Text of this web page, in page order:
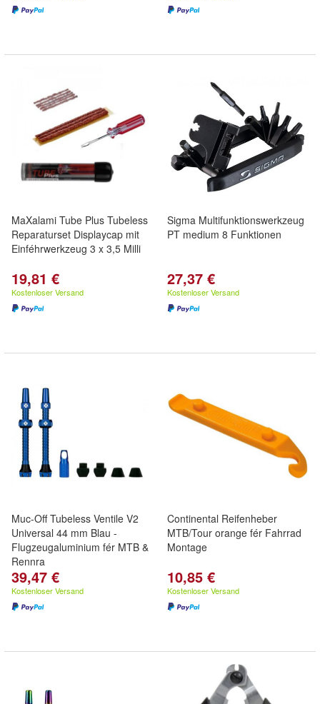
MaXalami Tube Plus Tubeless
Reparaturset Displaycap mit
Einféhrwerkzeug 3 x 3,5 Milli
19,81 €
Kostenloser Versand
Sigma Multifunktionswerkzeug
PT medium 8 Funktionen
27,37 €
Kostenloser Versand
Muc-Off Tubeless Ventile V2
Universal 44 mm Blau -
Flugzeugaluminium fér MTB &
Rennra
39,47 €
Kostenloser Versand
Continental Reifenheber
MTB/Tour orange fér Fahrrad
Montage
10,85 €
Kostenloser Versand